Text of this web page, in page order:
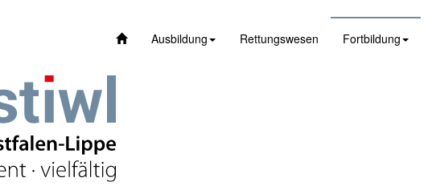
Ausbildung Rettungswesen Fortbildung